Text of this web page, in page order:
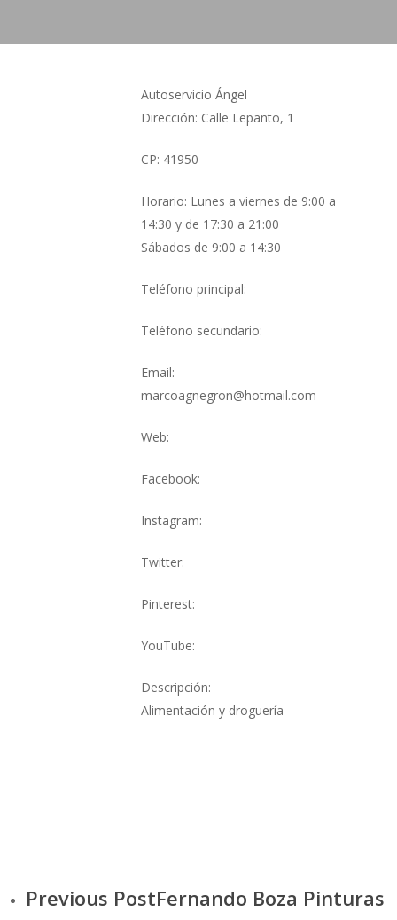
Autoservicio Ángel
Dirección: Calle Lepanto, 1
CP: 41950
Horario: Lunes a viernes de 9:00 a
14:30 y de 17:30 a 21:00
Sábados de 9:00 a 14:30
Teléfono principal:
Teléfono secundario:
Email:
marcoagnegron@hotmail.com
Web:
Facebook:
Instagram:
Twitter:
Pinterest:
YouTube:
Descripción:
Alimentación y droguería
Previous PostFernando Boza Pinturas